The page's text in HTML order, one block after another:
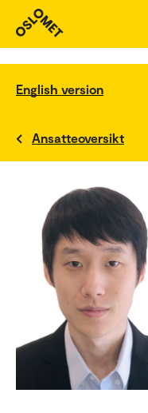
English version
Ansatteoversikt